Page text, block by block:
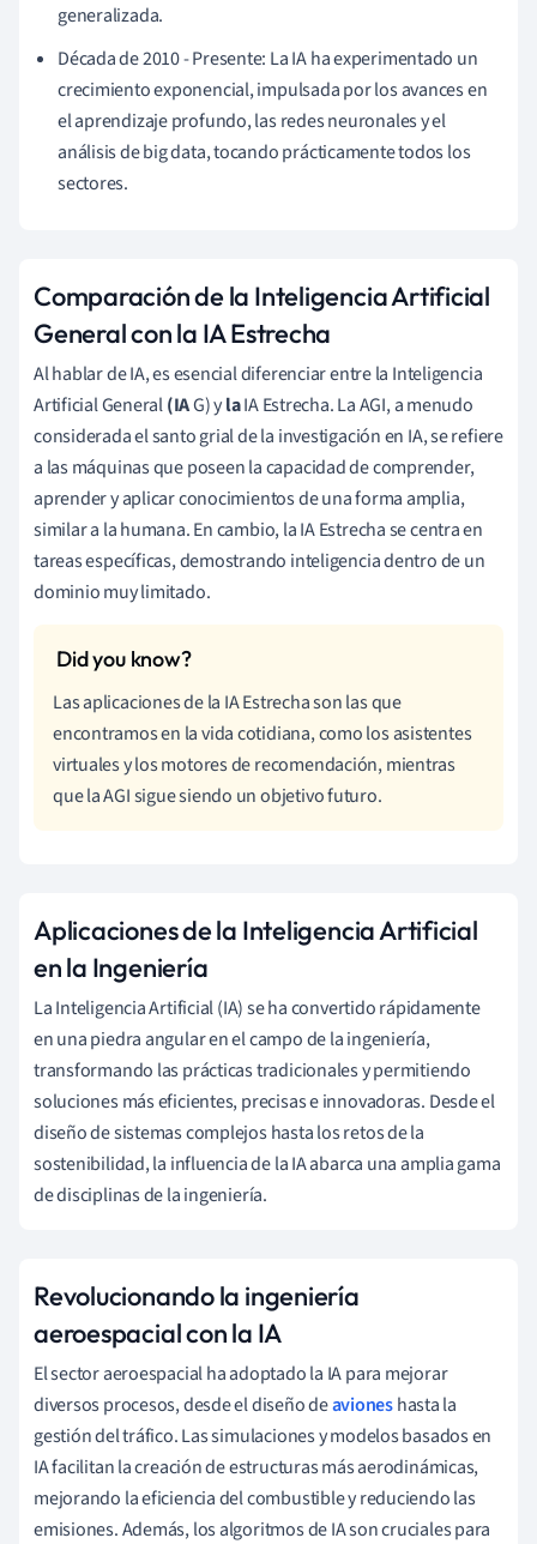
generalizada.
Década de 2010 - Presente: La IA ha experimentado un
crecimiento exponencial, impulsada por los avances en
el aprendizaje profundo, las redes neuronales y el
análisis de big data, tocando prácticamente todos los
sectores.
Comparación de la Inteligencia Artificial
General con la IA Estrecha
Al hablar de IA, es esencial diferenciar entre la Inteligencia
Artificial General(IAG) ylaIA Estrecha. La AGI, a menudo
considerada el santo grial de la investigación en IA, se refiere
a las máquinas que poseen la capacidad de comprender,
aprender y aplicar conocimientos de una forma amplia,
similar a la humana. En cambio, la IA Estrecha se centra en
tareas específicas, demostrando inteligencia dentro de un
dominio muy limitado.
Las aplicaciones de la IA Estrecha son las que
encontramos en la vida cotidiana, como los asistentes
virtuales y los motores de recomendación, mientras
que la AGI sigue siendo un objetivo futuro.
Aplicaciones de la Inteligencia Artificial
en la Ingeniería
La Inteligencia Artificial (IA) se ha convertido rápidamente
en una piedra angular en el campo de la ingeniería,
transformando las prácticas tradicionales y permitiendo
soluciones más eficientes, precisas e innovadoras. Desde el
diseño de sistemas complejos hasta los retos de la
sostenibilidad, la influencia de la IA abarca una amplia gama
de disciplinas de la ingeniería.
Revolucionando la ingeniería
aeroespacial con la IA
El sector aeroespacial ha adoptado la IA para mejorar
diversos procesos, desde el diseño deavioneshasta la
gestión del tráfico. Las simulaciones y modelos basados en
IA facilitan la creación de estructuras más aerodinámicas,
mejorando la eficiencia del combustible y reduciendo las
emisiones. Además, los algoritmos de IA son cruciales para